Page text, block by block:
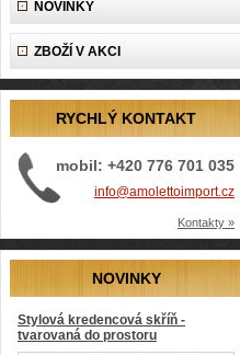
NOVINKY
ZBOŽÍ V AKCI
RYCHLÝ KONTAKT
mobil: +420 776 701 035
info@amolettoimport.cz
Kontakty »
NOVINKY
Stylová kredencová skříň -
tvarovaná do prostoru